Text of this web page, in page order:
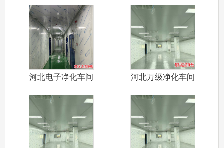
河北电子净化车间
河北万级净化车间